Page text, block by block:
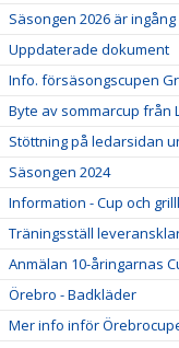
Säsongen 2026 är ingång
Uppdaterade dokument
Info. försäsongscupen
Byte av sommarcup från
Stöttning på ledarsidan
Säsongen 2024
Information - Cup och
Träningsställ
Anmälan 10-åringarnas
Örebro - Badkläder
Mer info inför